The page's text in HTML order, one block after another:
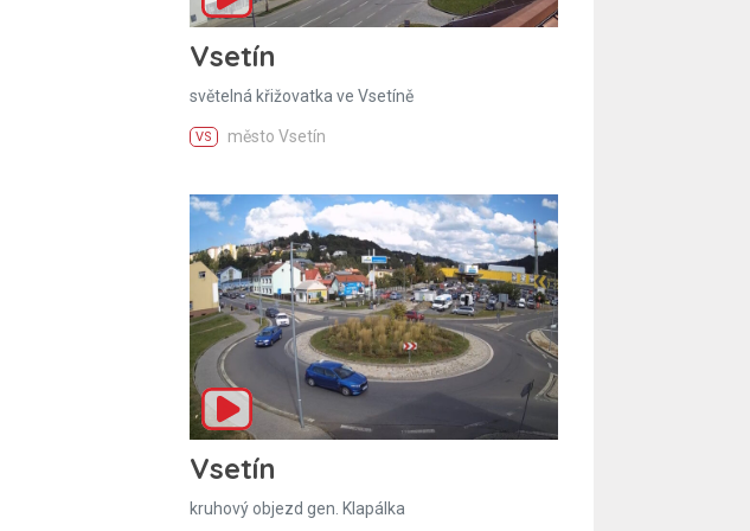
Vsetín
světelná křižovatka ve Vsetíně
VS město Vsetín
Vsetín
kruhový objezd gen. Klapálka